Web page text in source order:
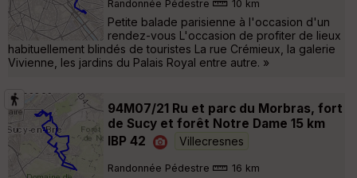
Randonnée Pédestre 10 km
Petite balade parisienne à l'occasion d'un
rendez-vous L'occasion de profiter de lieux
habituellement blindés de touristes La rue Crémieux, la galerie
Vivienne, les jardins du Palais Royal entre autre. »
94M07/21 Ru et parc du Morbras, fort
de Sucy et forêt Notre Dame 15 km
IBP 42
Villecresnes
Randonnée Pédestre 16 km